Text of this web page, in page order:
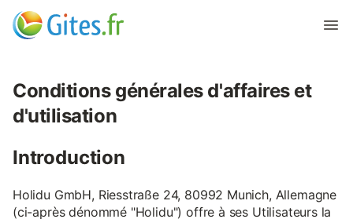
Conditions générales d'affaires et
d'utilisation
Introduction
Holidu GmbH, Riesstraße 24, 80992 Munich, Allemagne
(ci-après dénommé "Holidu") offre à ses Utilisateurs la